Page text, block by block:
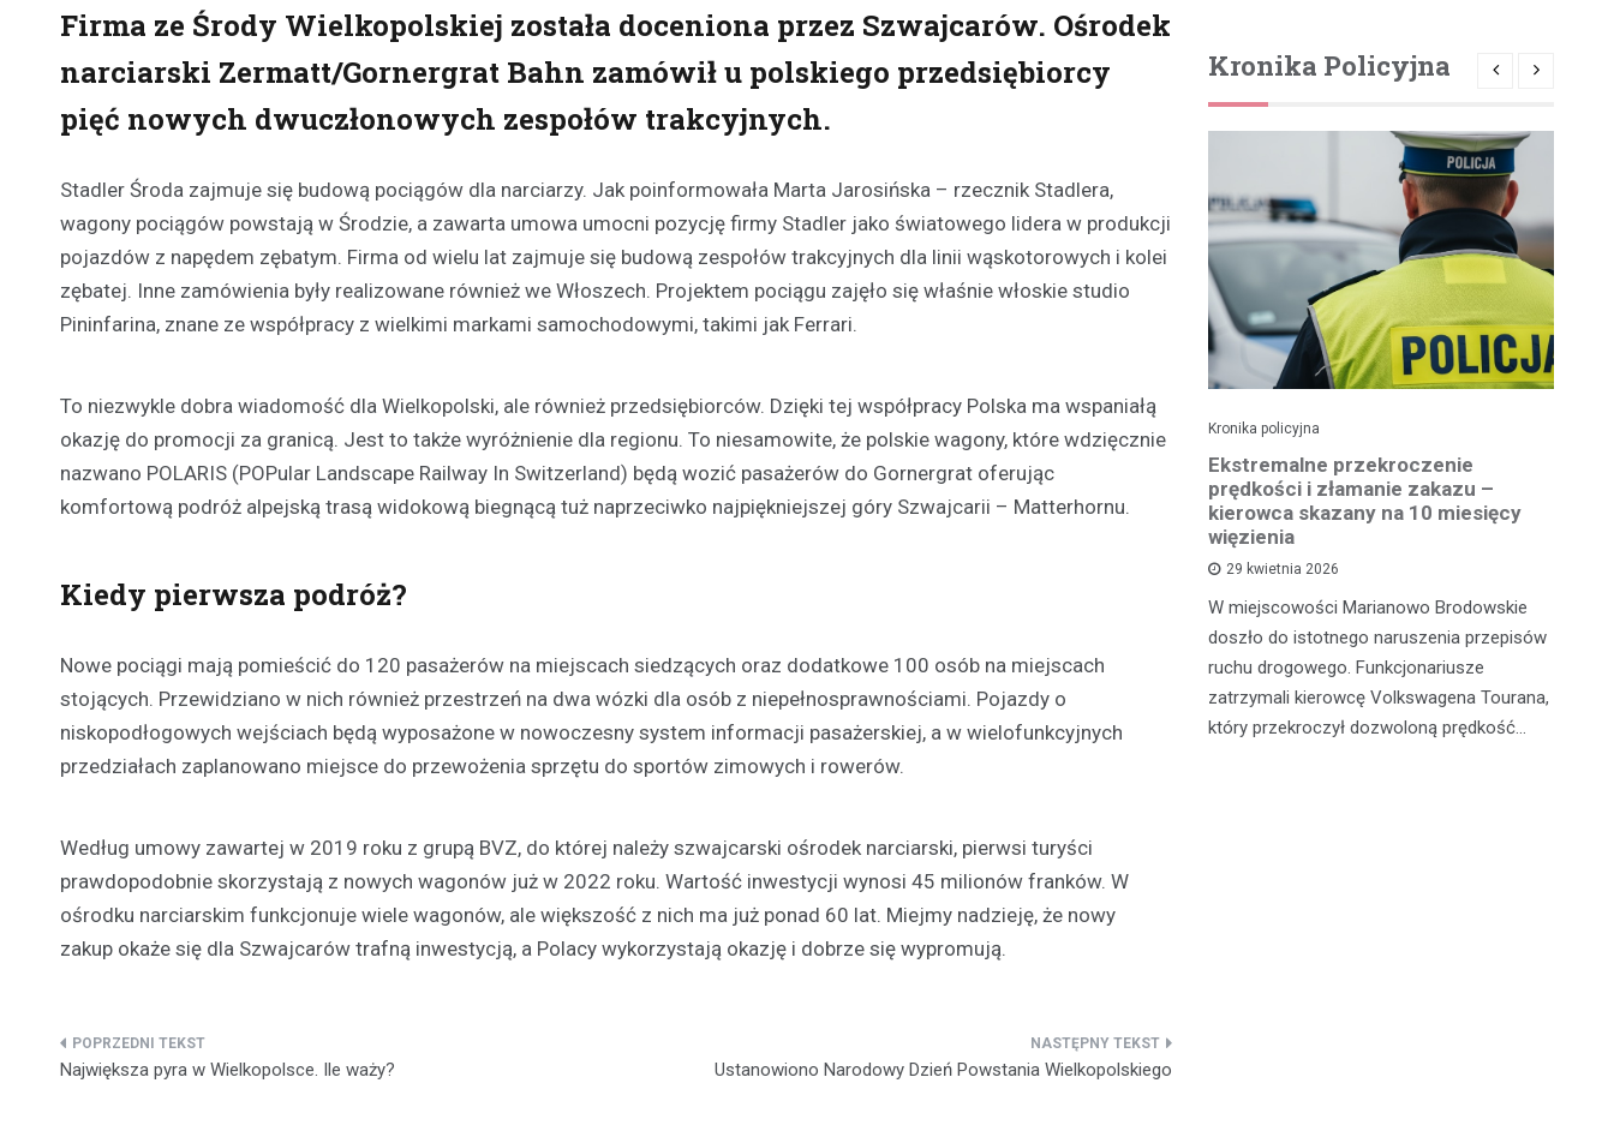
Firma ze Środy Wielkopolskiej została doceniona przez Szwajcarów. Ośrodek
narciarski Zermatt/Gornergrat Bahn zamówił u polskiego przedsiębiorcy
pięć nowych dwuczłonowych zespołów trakcyjnych.
Stadler Środa zajmuje się budową pociągów dla narciarzy. Jak poinformowała Marta Jarosińska – rzecznik Stadlera,
wagony pociągów powstają w Środzie, a zawarta umowa umocni pozycję firmy Stadler jako światowego lidera w produkcji
pojazdów z napędem zębatym. Firma od wielu lat zajmuje się budową zespołów trakcyjnych dla linii wąskotorowych i kolei
zębatej. Inne zamówienia były realizowane również we Włoszech. Projektem pociągu zajęło się właśnie włoskie studio
Pininfarina, znane ze współpracy z wielkimi markami samochodowymi, takimi jak Ferrari.
To niezwykle dobra wiadomość dla Wielkopolski, ale również przedsiębiorców. Dzięki tej współpracy Polska ma wspaniałą
okazję do promocji za granicą. Jest to także wyróżnienie dla regionu. To niesamowite, że polskie wagony, które wdzięcznie
nazwano POLARIS (POPular Landscape Railway In Switzerland) będą wozić pasażerów do Gornergrat oferując
komfortową podróż alpejską trasą widokową biegnącą tuż naprzeciwko najpiękniejszej góry Szwajcarii – Matterhornu.
Kiedy pierwsza podróż?
Nowe pociągi mają pomieścić do 120 pasażerów na miejscach siedzących oraz dodatkowe 100 osób na miejscach
stojących. Przewidziano w nich również przestrzeń na dwa wózki dla osób z niepełnosprawnościami. Pojazdy o
niskopodłogowych wejściach będą wyposażone w nowoczesny system informacji pasażerskiej, a w wielofunkcyjnych
przedziałach zaplanowano miejsce do przewożenia sprzętu do sportów zimowych i rowerów.
Według umowy zawartej w 2019 roku z grupą BVZ, do której należy szwajcarski ośrodek narciarski, pierwsi turyści
prawdopodobnie skorzystają z nowych wagonów już w 2022 roku. Wartość inwestycji wynosi 45 milionów franków. W
ośrodku narciarskim funkcjonuje wiele wagonów, ale większość z nich ma już ponad 60 lat. Miejmy nadzieję, że nowy
zakup okaże się dla Szwajcarów trafną inwestycją, a Polacy wykorzystają okazję i dobrze się wypromują.
Nawigacja
Największa pyra w Wielkopolsce. Ile waży? Ustanowiono Narodowy Dzień Powstania Wielkopolskiego
Kronika Policyjna
Kronika policyjna
41-latek w rękach policji z 41
zarzutami za handel narkotykami
14 kwietnia 2026
substancje. Interwencja miała…
Kronika policyjna
Ekstremalne przekroczenie
prędkości i złamanie zakazu –
kierowca skazany na 10 miesięcy
więzienia
29 kwietnia 2026
W miejscowości Marianowo Brodowskie
doszło do istotnego naruszenia przepisów
ruchu drogowego. Funkcjonariusze
zatrzymali kierowcę Volkswagena Tourana,
który przekroczył dozwoloną prędkość…